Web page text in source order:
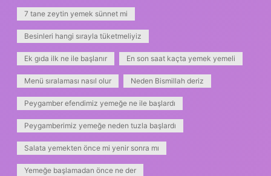
7 tane zeytin yemek sünnet mi
Besinleri hangi sırayla tüketmeliyiz
Ek gıda ilk ne ile başlanır En son saat kaçta yemek yemeli
Menü sıralaması nasıl olur Neden Bismillah deriz
Peygamber efendimiz yemeğe ne ile başlardı
Peygamberimiz yemeğe neden tuzla başlardı
Salata yemekten önce mi yenir sonra mı
Yemeğe başlamadan önce ne der